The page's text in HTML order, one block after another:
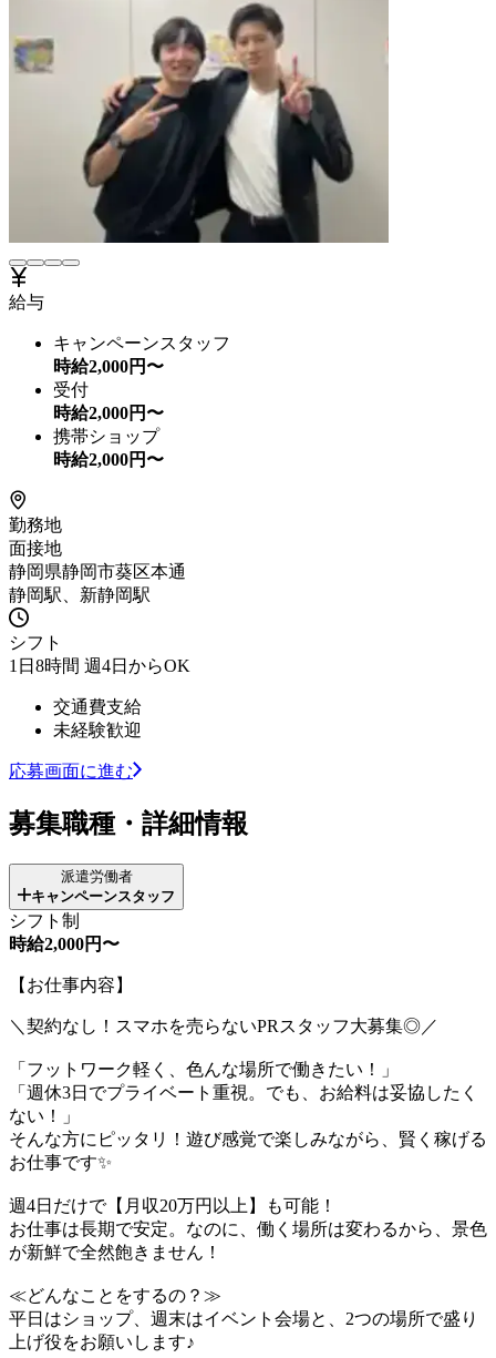
給与
キャンペーンスタッフ
時給2,000円〜
受付
時給2,000円〜
携帯ショップ
時給2,000円〜
勤務地
面接地
静岡県静岡市葵区本通
静岡駅、新静岡駅
シフト
1日8時間 週4日からOK
交通費支給
未経験歓迎
応募画面に進む
募集職種・詳細情報
派遣労働者
キャンペーンスタッフ
シフト制
時給2,000円〜
【お仕事内容】
＼契約なし！スマホを売らないPRスタッフ大募集◎／
「フットワーク軽く、色んな場所で働きたい！」
「週休3日でプライベート重視。でも、お給料は妥協したく
ない！」
そんな方にピッタリ！遊び感覚で楽しみながら、賢く稼げる
お仕事です✨
週4日だけで【月収20万円以上】も可能！
お仕事は長期で安定。なのに、働く場所は変わるから、景色
が新鮮で全然飽きません！
≪どんなことをするの？≫
平日はショップ、週末はイベント会場と、2つの場所で盛り
上げ役をお願いします♪